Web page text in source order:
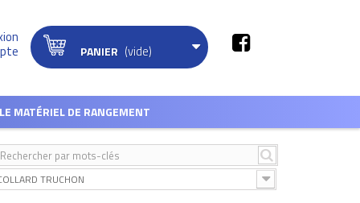
PANIER (vide)
MATÉRIEL DE RANGEMENT
TRUCHON